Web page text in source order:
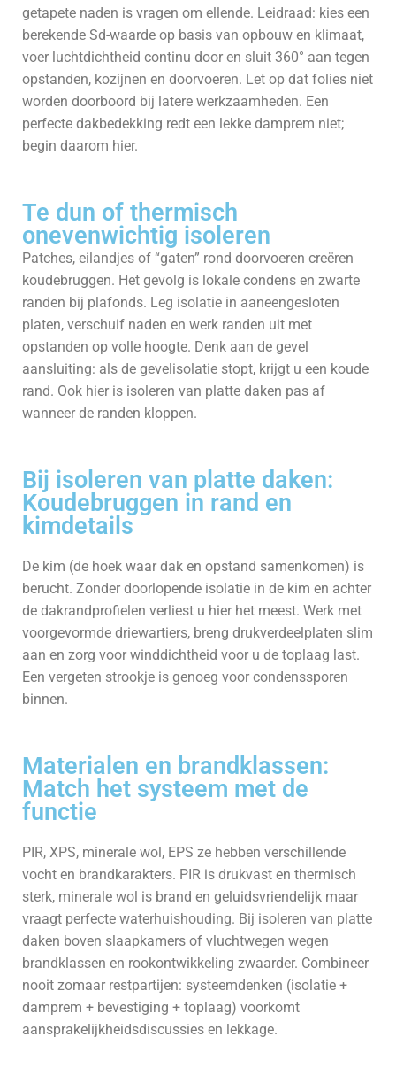
getapete naden is vragen om ellende. Leidraad: kies een
berekende Sd-waarde op basis van opbouw en klimaat,
voer luchtdichtheid continu door en sluit 360° aan tegen
opstanden, kozijnen en doorvoeren. Let op dat folies niet
worden doorboord bij latere werkzaamheden. Een
perfecte dakbedekking redt een lekke damprem niet;
begin daarom hier.
Te dun of thermisch
onevenwichtig isoleren
Patches, eilandjes of “gaten” rond doorvoeren creëren
koudebruggen. Het gevolg is lokale condens en zwarte
randen bij plafonds. Leg isolatie in aaneengesloten
platen, verschuif naden en werk randen uit met
opstanden op volle hoogte. Denk aan de gevel
aansluiting: als de gevelisolatie stopt, krijgt u een koude
rand. Ook hier is isoleren van platte daken pas af
wanneer de randen kloppen.
Bij isoleren van platte daken:
Koudebruggen in rand en
kimdetails
De kim (de hoek waar dak en opstand samenkomen) is
berucht. Zonder doorlopende isolatie in de kim en achter
de dakrandprofielen verliest u hier het meest. Werk met
voorgevormde driewartiers, breng drukverdeelplaten slim
aan en zorg voor winddichtheid voor u de toplaag last.
Een vergeten strookje is genoeg voor condenssporen
binnen.
Materialen en brandklassen:
Match het systeem met de
functie
PIR, XPS, minerale wol, EPS ze hebben verschillende
vocht en brandkarakters. PIR is drukvast en thermisch
sterk, minerale wol is brand en geluidsvriendelijk maar
vraagt perfecte waterhuishouding. Bij isoleren van platte
daken boven slaapkamers of vluchtwegen wegen
brandklassen en rookontwikkeling zwaarder. Combineer
nooit zomaar restpartijen: systeemdenken (isolatie +
damprem + bevestiging + toplaag) voorkomt
aansprakelijkheidsdiscussies en lekkage.